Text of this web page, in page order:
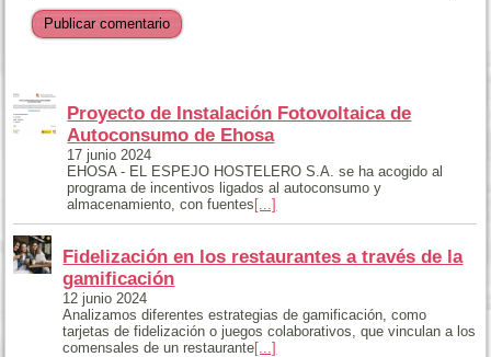
Proyecto de Instalación Fotovoltaica de
Autoconsumo de Ehosa
17 junio 2024
EHOSA - EL ESPEJO HOSTELERO S.A. se ha acogido al
programa de incentivos ligados al autoconsumo y
almacenamiento, con fuentes[...]
Fidelización en los restaurantes a través de la
gamificación
12 junio 2024
Analizamos diferentes estrategias de gamificación, como
tarjetas de fidelización o juegos colaborativos, que vinculan a los
comensales de un restaurante[...]